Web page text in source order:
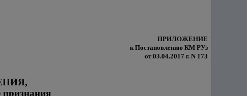
ПРИЛОЖЕНИЕ
к Постановлению КМ РУз
от 03.04.2017 г. N 173
признания